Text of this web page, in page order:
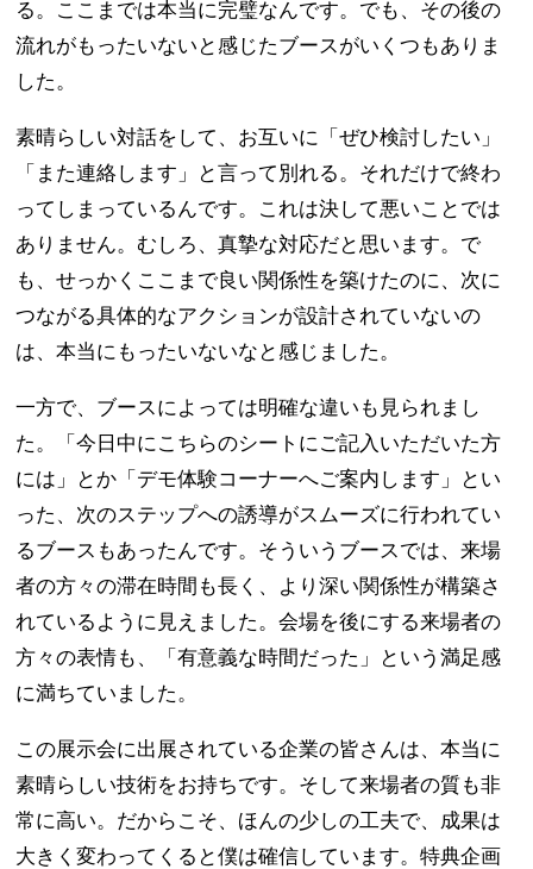
る。ここまでは本当に完璧なんです。でも、その後の
流れがもったいないと感じたブースがいくつもありま
した。
素晴らしい対話をして、お互いに「ぜひ検討したい」
「また連絡します」と言って別れる。それだけで終わ
ってしまっているんです。これは決して悪いことでは
ありません。むしろ、真摯な対応だと思います。で
も、せっかくここまで良い関係性を築けたのに、次に
つながる具体的なアクションが設計されていないの
は、本当にもったいないなと感じました。
一方で、ブースによっては明確な違いも見られまし
た。「今日中にこちらのシートにご記入いただいた方
には」とか「デモ体験コーナーへご案内します」とい
った、次のステップへの誘導がスムーズに行われてい
るブースもあったんです。そういうブースでは、来場
者の方々の滞在時間も長く、より深い関係性が構築さ
れているように見えました。会場を後にする来場者の
方々の表情も、「有意義な時間だった」という満足感
に満ちていました。
この展示会に出展されている企業の皆さんは、本当に
素晴らしい技術をお持ちです。そして来場者の質も非
常に高い。だからこそ、ほんの少しの工夫で、成果は
大きく変わってくると僕は確信しています。特典企画